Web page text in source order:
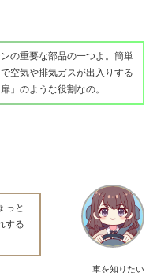
の重要な部品の一つよ。簡単
空気や排気ガスが出入りする
」のような役割なの。
車を知りたい
っと
する